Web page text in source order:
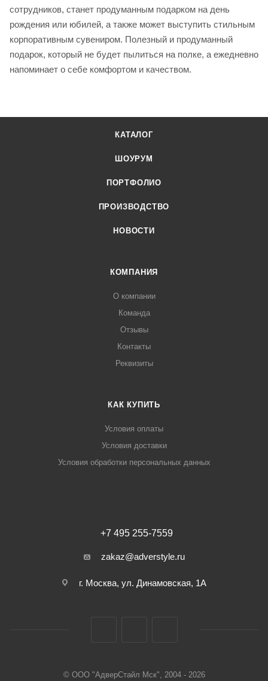
сотрудников, станет продуманным подарком на день
рождения или юбилей, а также может выступить стильным
корпоративным сувениром. Полезный и продуманный
подарок, который не будет пылиться на полке, а ежедневно
напоминает о себе комфортом и качеством.
КАТАЛОГ
ШОУРУМ
ПОРТФОЛИО
ПРОИЗВОДСТВО
НОВОСТИ
КОМПАНИЯ
О компании
Команда
Отзывы
Контакты
Реквизиты
КАК КУПИТЬ
Условия оплаты
Условия доставки
Условия обработки персональных данных
+7 495 255-7559
zakaz@adverstyle.ru
г. Москва, ул. Динамовская, 1А
© ООО "АдверСтайл Мск", 2004 - 2026